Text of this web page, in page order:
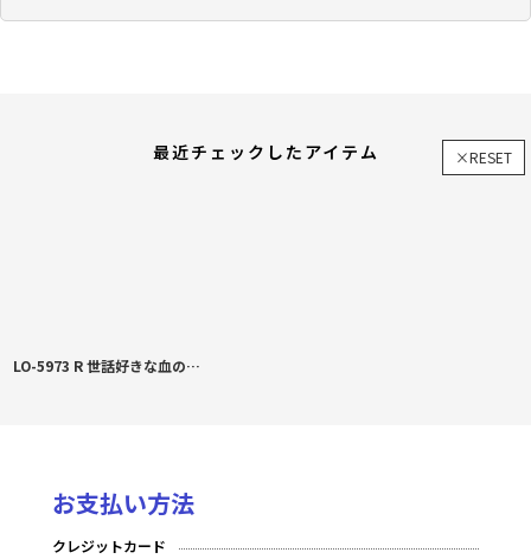
最近チェックしたアイテム ×RESET
LO-5973 R 世話好きな血の繋がらない妹 森 青葉
お支払い方法
クレジットカード